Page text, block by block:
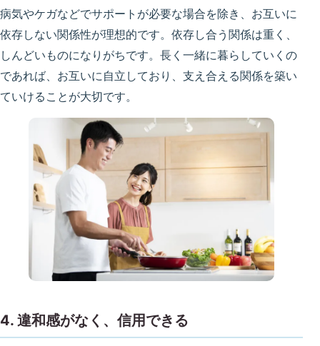
病気やケガなどでサポートが必要な場合を除き、お互いに
依存しない関係性が理想的です。依存し合う関係は重く、
しんどいものになりがちです。長く一緒に暮らしていくの
であれば、お互いに自立しており、支え合える関係を築い
ていけることが大切です。
4. 違和感がなく、信用できる